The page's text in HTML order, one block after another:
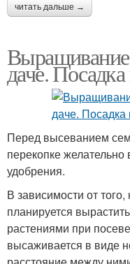
читать дальше →
Выращивание
даче.
Перед высеванием
перекопке
удобрения.
В зависимости от
планируется
растениями при
высаживается в виде